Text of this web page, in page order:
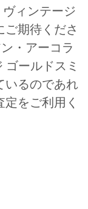
ヴィンテージ
ご期待くださ
・アーコラ
ゴールドスミ
いるのであれ
をご利用く